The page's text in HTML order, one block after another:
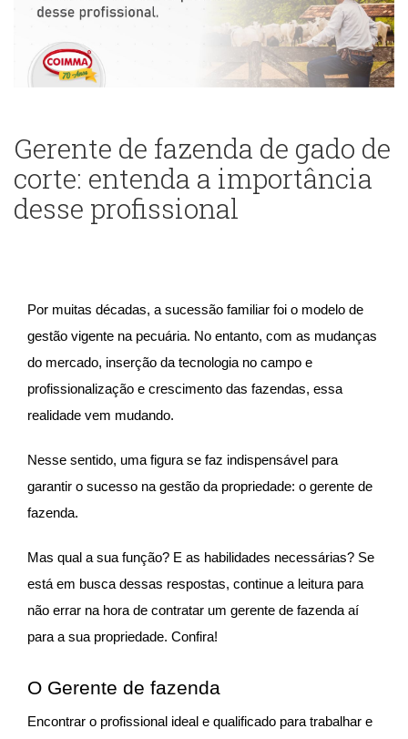
Gerente de fazenda de gado de
corte: entenda a importância
desse profissional
Por muitas décadas, a sucessão familiar foi o modelo de
gestão vigente na pecuária. No entanto, com as mudanças
do mercado, inserção da tecnologia no campo e
profissionalização e crescimento das fazendas, essa
realidade vem mudando.
Nesse sentido, uma figura se faz indispensável para
garantir o sucesso na gestão da propriedade: o gerente de
fazenda.
Mas qual a sua função? E as habilidades necessárias? Se
está em busca dessas respostas, continue a leitura para
não errar na hora de contratar um gerente de fazenda aí
para a sua propriedade. Confira!
O Gerente de fazenda
Encontrar o profissional ideal e qualificado para trabalhar e